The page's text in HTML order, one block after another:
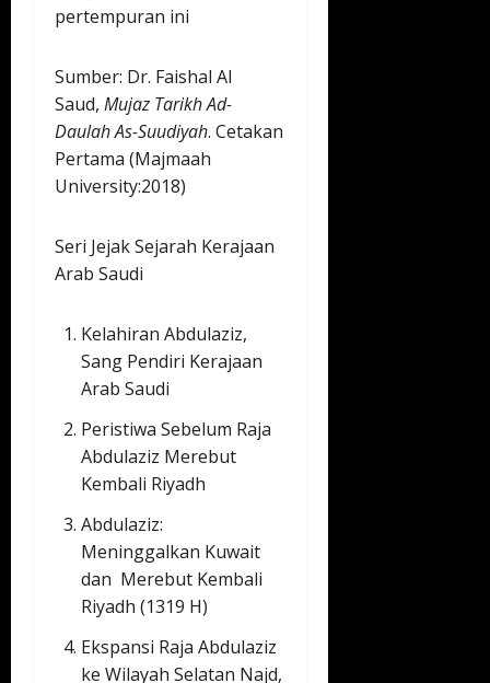
pertempuran ini
Sumber: Dr. Faishal Al
Saud, Mujaz Tarikh Ad-
Daulah As-Suudiyah. Cetakan
Pertama (Majmaah
University:2018)
Seri Jejak Sejarah Kerajaan
Arab Saudi
Kelahiran Abdulaziz,
Sang Pendiri Kerajaan
Arab Saudi
Peristiwa Sebelum Raja
Abdulaziz Merebut
Kembali Riyadh
Abdulaziz:
Meninggalkan Kuwait
dan Merebut Kembali
Riyadh (1319 H)
Ekspansi Raja Abdulaziz
ke Wilayah Selatan Najd,